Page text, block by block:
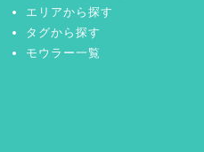
エリアから探す
タグから探す
モウラー一覧